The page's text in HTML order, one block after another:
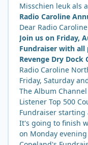
Misschien leuk als
Radio Caroline
Dear Radio
Join us on Friday,
Fundraiser with all
Revenge Dry Dock
Radio Caroline
Friday, Saturday
The Album
Listener Top 500
Fundraiser starting
It's going to finish
on Monday